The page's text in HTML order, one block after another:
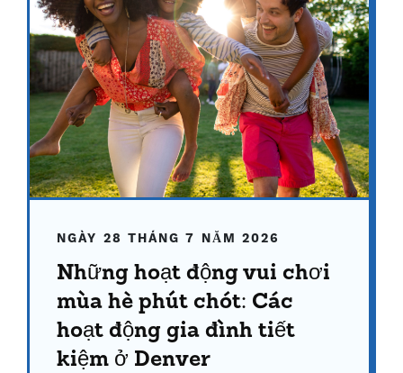
NGÀY 28 THÁNG 7 NĂM 2026
Những hoạt động vui chơi
mùa hè phút chót: Các
hoạt động gia đình tiết
kiệm ở Denver